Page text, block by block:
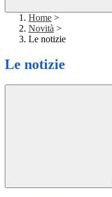
Home >
Novità >
Le notizie
Le notizie